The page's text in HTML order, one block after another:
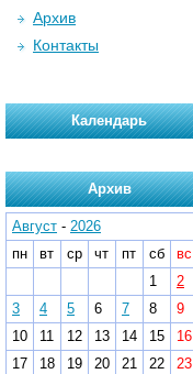
Архив
Контакты
Календарь
Архив
Август - 2026
пн
вт ср чт пт сб
вс
1
2
3
4 5 6 7 8
9
10
11 12 13 14 15
16
17
18 19 20 21 22
23